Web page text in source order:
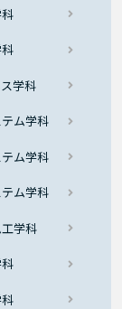
学科
ム学科
ム学科
ム学科
学科